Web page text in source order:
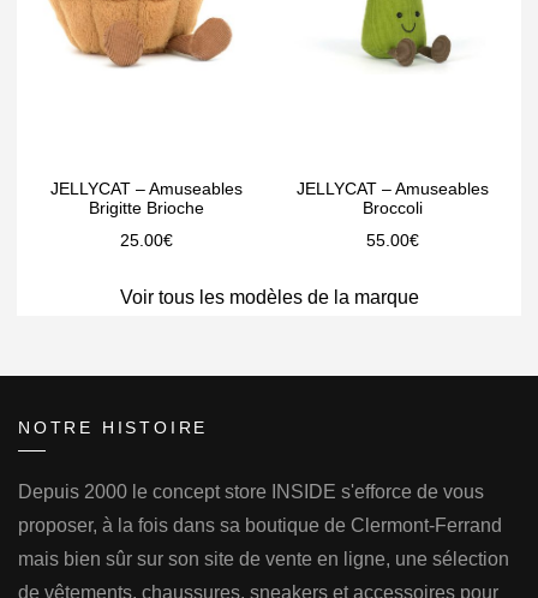
JELLYCAT – Amuseables
Brigitte Brioche
25.00€
JELLYCAT – Amuseables
Broccoli
55.00€
Voir tous les modèles de la marque
NOTRE HISTOIRE
Depuis 2000 le concept store INSIDE s'efforce de vous
proposer, à la fois dans sa boutique de Clermont-Ferrand
mais bien sûr sur son site de vente en ligne, une sélection
de vêtements, chaussures, sneakers et accessoires pour